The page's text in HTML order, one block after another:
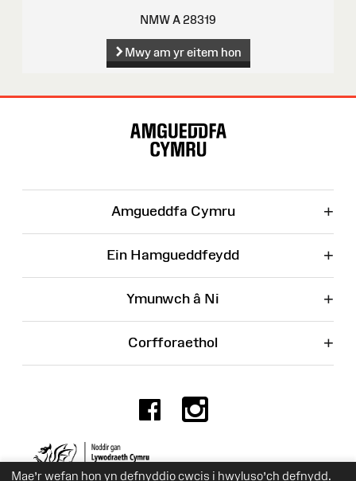
Mae’r wefan hon yn defnyddio cwcis i hwyluso’ch defnydd.
NMW A 28319
Mwy am yr eitem hon
Amgueddfa Cymru +
Ein Hamgueddfeydd +
Ymunwch â Ni +
Corfforaethol +
Facebook